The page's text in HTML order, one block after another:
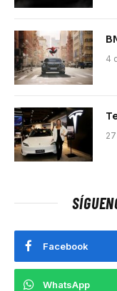
4
Facebook
WhatsApp